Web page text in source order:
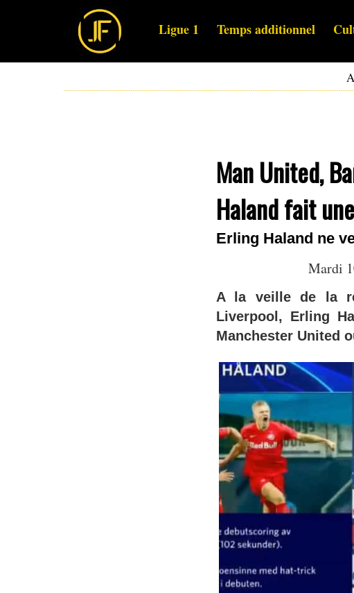
Ligue 1 Temps additionnel
Man United,
Haland fait
Erling Haland ne
Mardi
A la veille de la
Liverpool, Erling
Manchester United